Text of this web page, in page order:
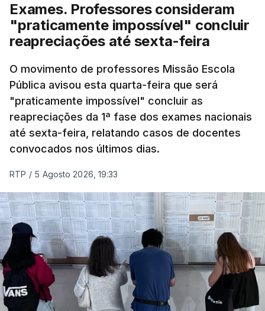
Exames. Professores consideram
"praticamente impossível" concluir
reapreciações até sexta-feira
O movimento de professores Missão Escola
Pública avisou esta quarta-feira que será
"praticamente impossível" concluir as
reapreciações da 1ª fase dos exames nacionais
até sexta-feira, relatando casos de docentes
convocados nos últimos dias.
RTP / 5 Agosto 2026, 19:33